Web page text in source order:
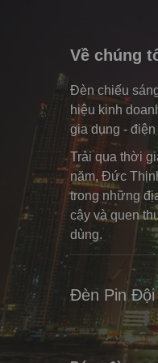
Về chúng
Đèn chiếu
hiệu kinh
gia dụng -
Trải qua thời
năm, Đức
trong những
cậy và quen
dùng.
Đèn Pin Đội